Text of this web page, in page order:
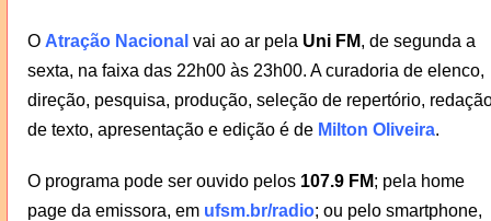
O Atração Nacional vai ao ar pela Uni FM, de segunda a
sexta, na faixa das 22h00 às 23h00. A curadoria de elenco,
direção, pesquisa, produção, seleção de repertório,
de texto, apresentação e edição é de Milton Oliveira.
O programa pode ser ouvido pelos 107.9 FM; pela home
page da emissora, em ufsm.br/radio; ou pelo smartphone,